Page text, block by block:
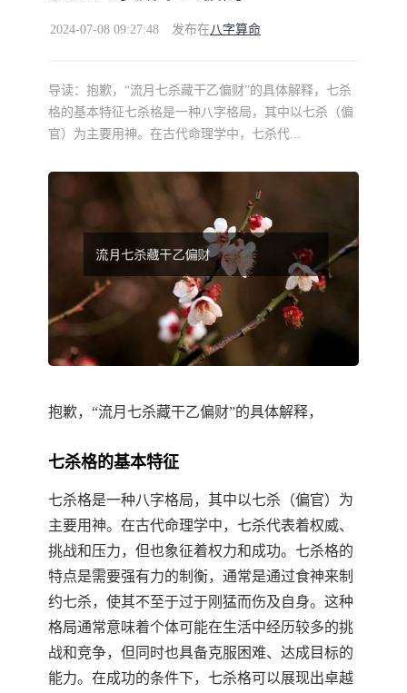
2024-07-08 09:27:48 发布在八字算命
导读： 抱歉，“流月七杀藏干乙偏财”的具体解释，七杀
格的基本特征七杀格是一种八字格局，其中以七杀（偏
官）为主要用神。在古代命理学中，七杀代...
抱歉，“流月七杀藏干乙偏财”的具体解释，
七杀格的基本特征
七杀格是一种八字格局，其中以七杀（偏官）为
主要用神。在古代命理学中，七杀代表着权威、
挑战和压力，但也象征着权力和成功。七杀格的
特点是需要强有力的制衡，通常是通过食神来制
约七杀，使其不至于过于刚猛而伤及自身。这种
格局通常意味着个体可能在生活中经历较多的挑
战和竞争，但同时也具备克服困难、达成目标的
能力。在成功的条件下，七杀格可以展现出卓越